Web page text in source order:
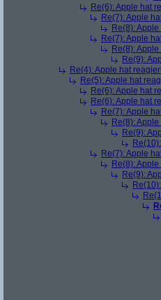
Re(6): Apple hat
Re(7): Apple
Re(8):
Re(7): Apple
Re(8):
Re(9):
Re(4): Apple hat
Re(5): Apple hat
Re(6): Apple hat
Re(6): Apple hat
Re(7): Apple
Re(8):
Re(9):
Re(7): Apple
Re(8):
Re(9):